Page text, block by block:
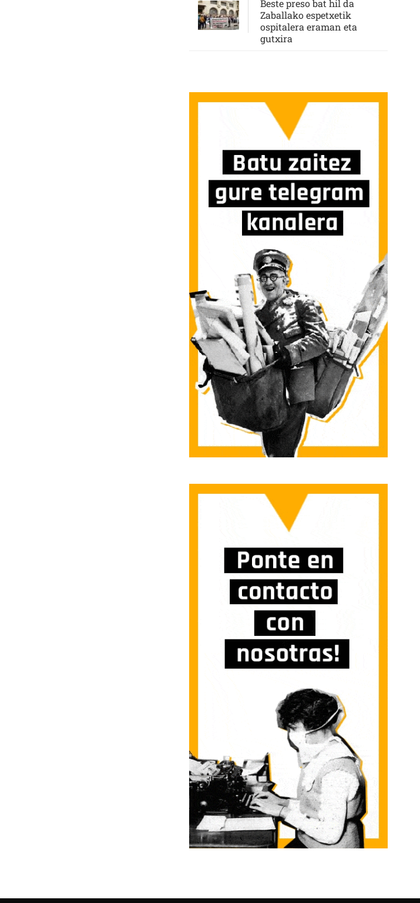
Beste preso bat hil da
Zaballako espetxetik
ospitalera eraman eta
gutxira